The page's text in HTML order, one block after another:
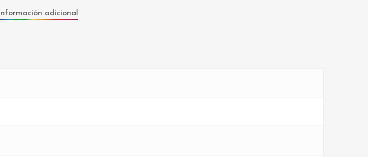
Información adicional